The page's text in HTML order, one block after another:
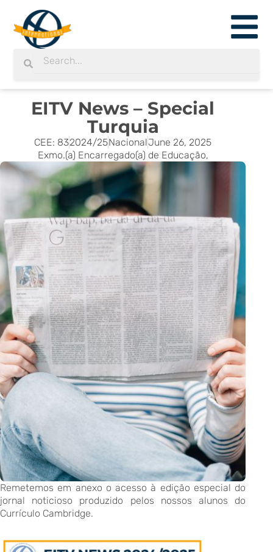
content
Search
EITV News – Special
Turquia
CEE: 832024/25NacionalJune 26, 2025
Exmo.(a) Encarregado(a) de Educação,
Remetemos em anexo o acesso à edição especial do
jornal noticioso produzido pelos nossos alunos do
Currículo Cambridge.